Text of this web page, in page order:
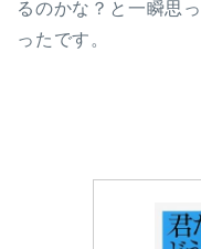
るのかな？と一瞬思
ったです。